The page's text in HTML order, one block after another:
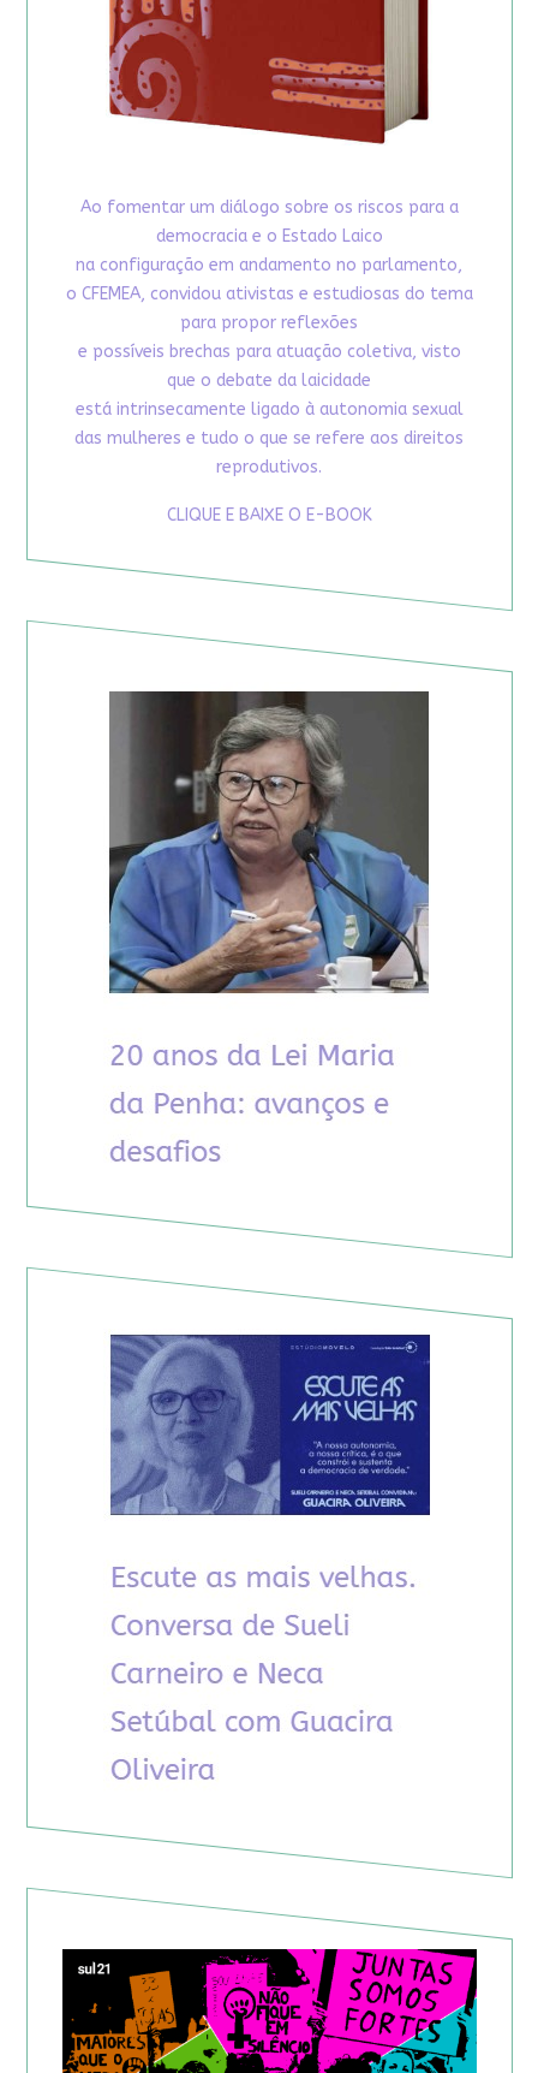
Ao fomentar um diálogo sobre os riscos para a
democracia e o Estado Laico
na configuração em andamento no parlamento,
o CFEMEA, convidou ativistas e estudiosas do tema
para propor reflexões
e possíveis brechas para atuação coletiva, visto
que o debate da laicidade
está intrinsecamente ligado à autonomia sexual
das mulheres e tudo o que se refere aos direitos
reprodutivos.
CLIQUE E BAIXE O E-BOOK